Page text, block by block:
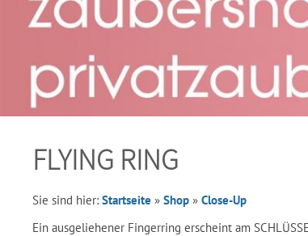
FLYING RING
Sie sind hier: Startseite » Shop » Close-Up
Ein ausgeliehener Fingerring erscheint am